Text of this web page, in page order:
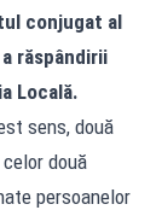
conjugat al
răspândirii
Locală.
sens, două
două
persoanelor